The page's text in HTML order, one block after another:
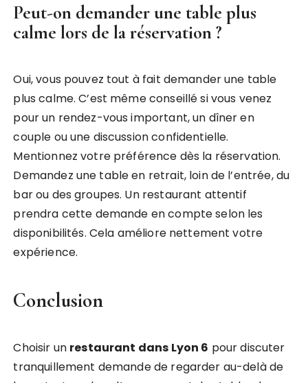
Peut-on demander une table plus
calme lors de la réservation ?
Oui, vous pouvez tout à fait demander une table
plus calme. C’est même conseillé si vous venez
pour un rendez-vous important, un dîner en
couple ou une discussion confidentielle.
Mentionnez votre préférence dès la réservation.
Demandez une table en retrait, loin de l’entrée, du
bar ou des groupes. Un restaurant attentif
prendra cette demande en compte selon les
disponibilités. Cela améliore nettement votre
expérience.
Conclusion
Choisir un restaurant dans Lyon 6 pour discuter
tranquillement demande de regarder au-delà de